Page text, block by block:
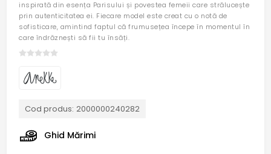
inspirată din esența Parisului și povestea femeii care strălucește
prin autenticitatea ei. Fiecare model este creat cu o notă de
sofisticare, amintind faptul că frumusețea începe în momentul în
care îndrăznești să fii tu însăți.
Cod produs: 2000000240282
Ghid Mărimi